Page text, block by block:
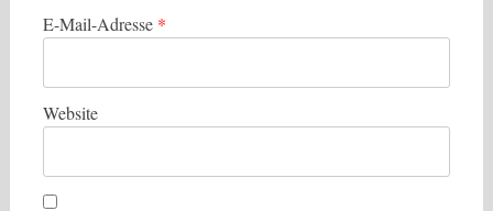
E-Mail-Adresse *
Website